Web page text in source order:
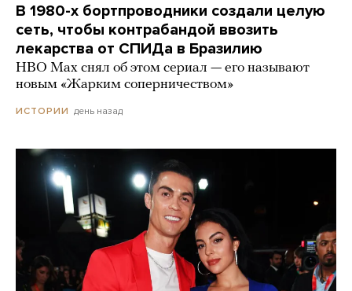
В 1980-х бортпроводники создали целую
сеть, чтобы контрабандой ввозить
лекарства от СПИДа в Бразилию
HBO Max снял об этом сериал — его называют
новым «Жарким соперничеством»
ИСТОРИИ день назад